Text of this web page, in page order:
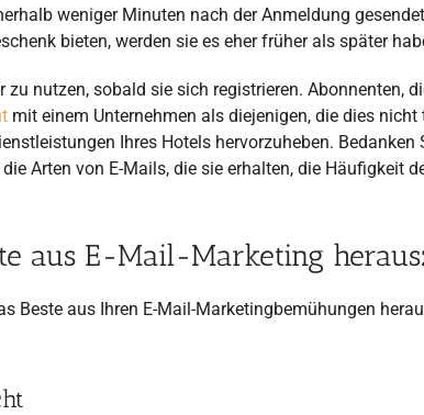
weniger Minuten nach der Anmeldung
bieten, werden sie es eher früher als später
zu nutzen, sobald sie sich registrieren. Abonnenten,
mit einem Unternehmen als diejenigen, die dies
Ihres Hotels hervorzuheben. Bedanken
Arten von E-Mails, die sie erhalten, die Häufigkeit
aus E-Mail-Marketing
Beste aus Ihren E-Mail-Marketingbemühungen